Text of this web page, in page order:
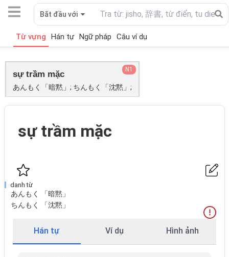
Bắt đầu với
Từ vựng Hán tự Ngữ pháp Câu ví dụ
sự trầm mặc
あんもく「暗黙」; ちんもく「沈黙」;
N1
sự trầm mặc
danh từ
あんもく 「暗黙」
ちんもく 「沈黙」
Hán tự Ví dụ Hình ảnh